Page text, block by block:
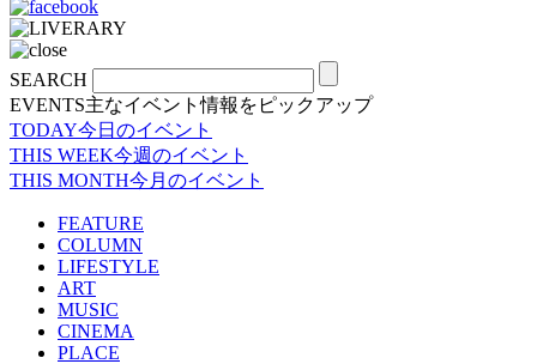
SEARCH
EVENTS主なイベント情報をピックアップ
TODAY今日のイベント
THIS WEEK今週のイベント
THIS MONTH今月のイベント
FEATURE
COLUMN
LIFESTYLE
ART
MUSIC
CINEMA
PLACE